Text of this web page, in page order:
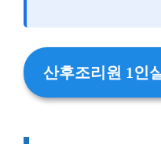
산후조리원 1인